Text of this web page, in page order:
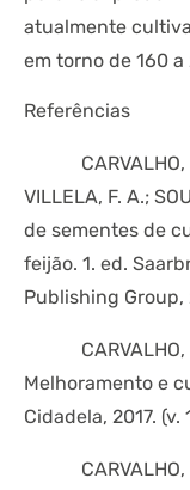
atualmente
em torno de 160 a
Referências
VILLELA, F. A.;
de sementes de
feijão. 1. ed.
Publishing Group,
Melhoramento e
Cidadela, 2017. (v.